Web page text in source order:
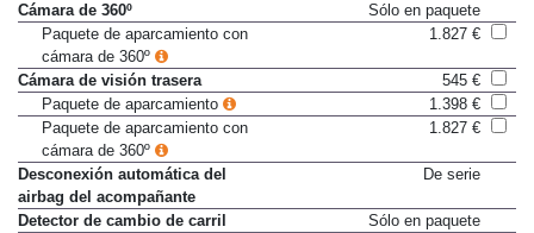
Cámara de 360º
Sólo en paquete
Paquete de aparcamiento con
cámara de 360º
1.827 €
Cámara de visión trasera
545 €
Paquete de aparcamiento
1.398 €
Paquete de aparcamiento con
cámara de 360º
1.827 €
Desconexión automática del
airbag del acompañante
De serie
Detector de cambio de carril
Sólo en paquete